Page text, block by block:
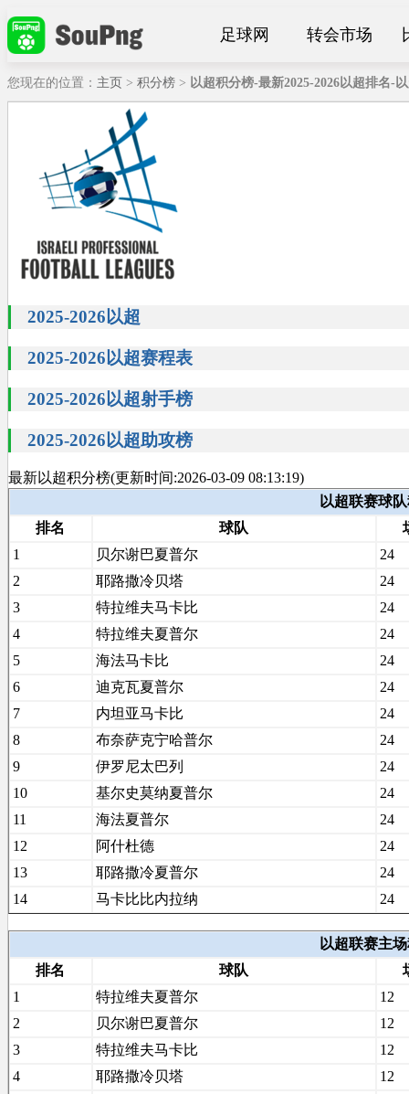
足球网 转会市场
您现在的位置： 主页 > 积分榜 > 以超积分榜-最新2025-2026以超排名-
2025-2026以超
2025-2026以超赛程表
2025-2026以超射手榜
2025-2026以超助攻榜
最新以超积分榜(更新时间:2026-03-09 08:13:19)
以超联赛球
排名
球队
1
贝尔谢巴夏普尔
24
2
耶路撒冷贝塔
24
3
特拉维夫马卡比
24
4
特拉维夫夏普尔
24
5
海法马卡比
24
6
迪克瓦夏普尔
24
7
内坦亚马卡比
24
8
布奈萨克宁哈普尔
24
9
伊罗尼太巴列
24
10
基尔史莫纳夏普尔
24
11
海法夏普尔
24
12
阿什杜德
24
13
耶路撒冷夏普尔
24
14
马卡比比内拉纳 24
以超联赛主
排名
球队
1
特拉维夫夏普尔
12
2
贝尔谢巴夏普尔
12
3
特拉维夫马卡比
12
4
耶路撒冷贝塔
12